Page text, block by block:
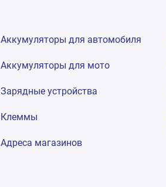
Аккумуляторы для автомобиля
Аккумуляторы для мото
Зарядные устройства
Клеммы
Адреса магазинов